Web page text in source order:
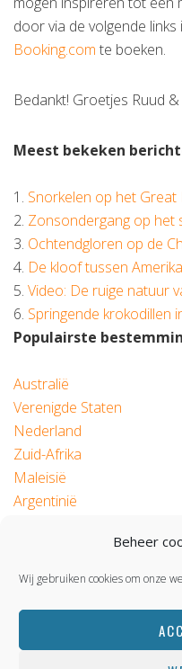
Beheer
Wij gebruiken cookies om onze
door via de volgende links
Booking.com te boeken.
Bedankt! Groetjes Ruud
Meest bekeken
1. Snorkelen op het
2. Zonsondergang op het
3. Ochtendgloren op de
4. De kloof tussen
5. Video: De ruige natuur
6. Springende krokodillen
Populairste
Australië
Verenigde Staten
Nederland
Zuid-Afrika
Maleisië
Argentinië
©